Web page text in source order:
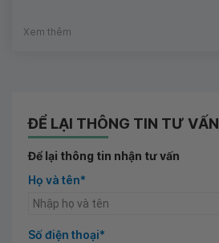
Xem thêm
ĐỂ LẠI THÔNG TIN TƯ VẤN
Để lại thông tin nhận tư vấn
Họ và tên*
Số điện thoại*